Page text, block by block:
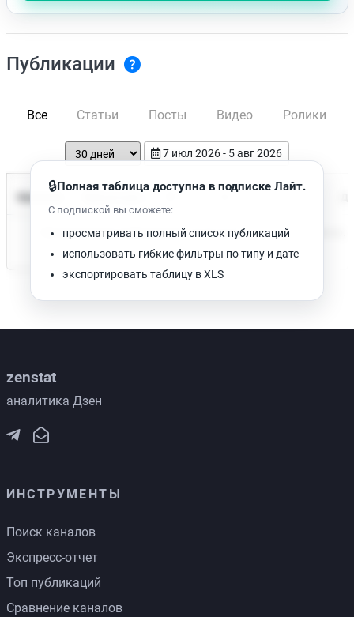
Публикации
Все Статьи Посты Видео Ролики
7 июл 2026 - 5 авг 2026
Время чтения
Нет доступных публикаций. Попробуйте изменить фильтр.
🔒Полная таблица доступна в подписке Лайт.
С подпиской вы сможете:
просматривать полный список публикаций
использовать гибкие фильтры по типу и дате
экспортировать таблицу в XLS
zenstat
аналитика Дзен
ИНСТРУМЕНТЫ
Поиск каналов
Экспресс-отчет
Топ публикаций
Сравнение каналов